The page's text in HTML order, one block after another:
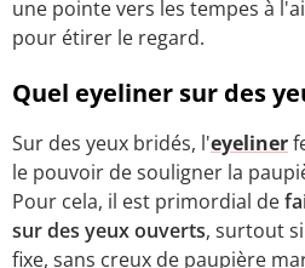
une pointe vers les tempes à
pour étirer le regard.
Quel eyeliner sur des
Sur des yeux bridés, l'eyeliner
le pouvoir de souligner la
Pour cela, il est primordial de
sur des yeux ouverts, surtout
fixe, sans creux de paupière